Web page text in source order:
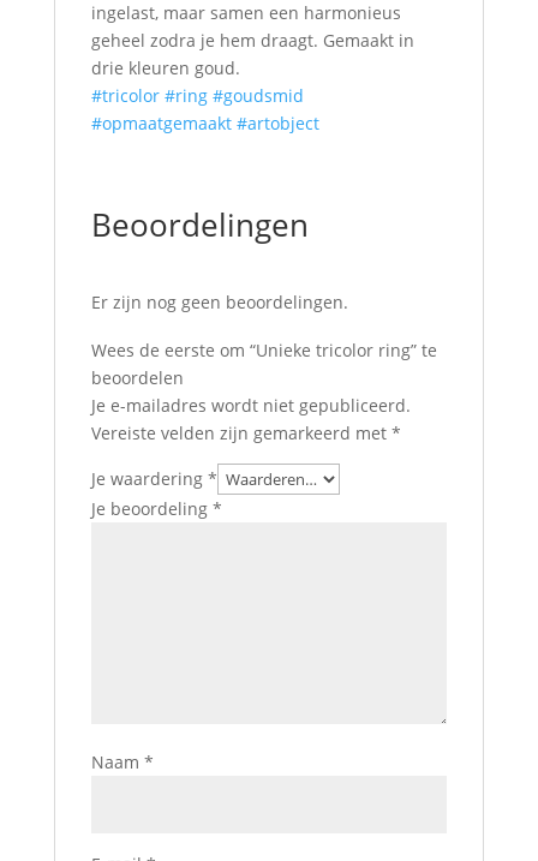
ingelast, maar samen een harmonieus
geheel zodra je hem draagt. Gemaakt in
drie kleuren goud.
#tricolor #ring #goudsmid
#opmaatgemaakt #artobject
Beoordelingen
Er zijn nog geen beoordelingen.
Wees de eerste om “Unieke tricolor ring” te
beoordelen
Je e-mailadres wordt niet gepubliceerd.
Vereiste velden zijn gemarkeerd met *
Je waardering *
Je beoordeling *
Naam *